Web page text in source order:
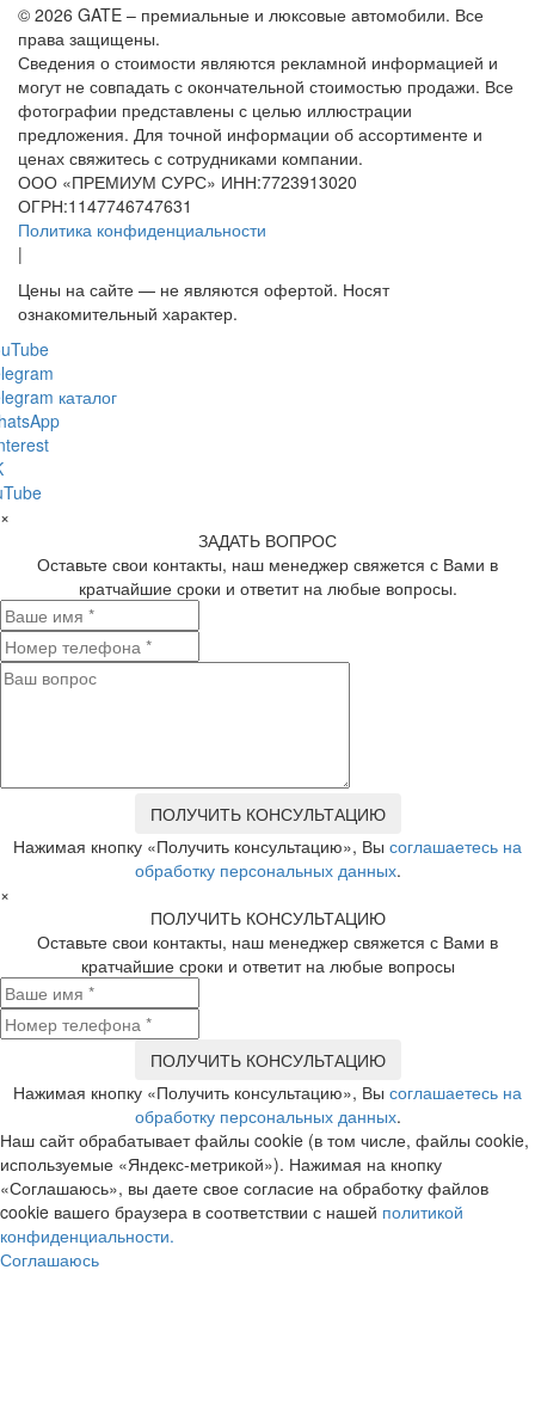
© 2026 GATE – премиальные и люксовые автомобили. Все
права защищены.
Сведения о стоимости являются рекламной информацией и
могут не совпадать с окончательной стоимостью продажи. Все
фотографии представлены с целью иллюстрации
предложения. Для точной информации об ассортименте и
ценах свяжитесь с сотрудниками компании.
ООО «ПРЕМИУМ СУРС» ИНН:7723913020
ОГРН:1147746747631
Политика конфиденциальности
|
Цены на сайте — не являются офертой. Носят
ознакомительный характер.
каталог
×
ЗАДАТЬ ВОПРОС
Оставьте свои контакты, наш менеджер свяжется с Вами в
кратчайшие сроки и ответит на любые вопросы.
Нажимая кнопку «Получить консультацию», Вы соглашаетесь на
обработку персональных данных.
×
ПОЛУЧИТЬ КОНСУЛЬТАЦИЮ
Оставьте свои контакты, наш менеджер свяжется с Вами в
кратчайшие сроки и ответит на любые вопросы
Нажимая кнопку «Получить консультацию», Вы соглашаетесь на
обработку персональных данных.
Наш сайт обрабатывает файлы cookie (в том числе, файлы cookie,
используемые «Яндекс-метрикой»). Нажимая на кнопку
«Соглашаюсь», вы даете свое согласие на обработку файлов
cookie вашего браузера в соответствии с нашей политикой
конфиденциальности.
Соглашаюсь